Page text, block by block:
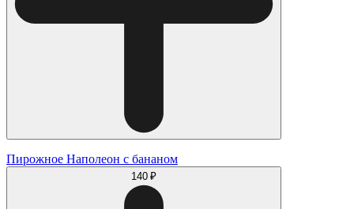
Пирожное Наполеон с бананом
140 ₽